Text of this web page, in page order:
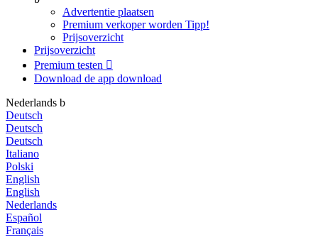
Advertentie plaatsen
Premium verkoper worden Tipp!
Prijsoverzicht
Prijsoverzicht
Premium testen 
Download de app download
Nederlands b
Deutsch
Deutsch
Deutsch
Italiano
Polski
English
English
Nederlands
Español
Français